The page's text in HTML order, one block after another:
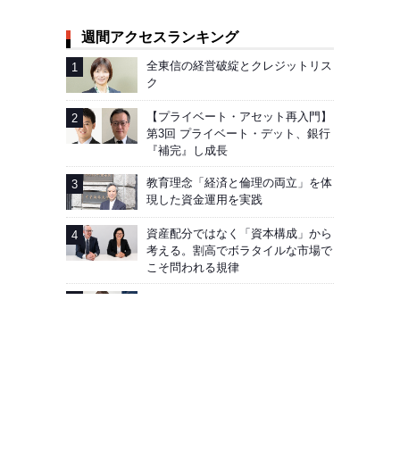
週間アクセスランキング
全東信の経営破綻とクレジットリス
ク
【プライベート・アセット再入門】
第3回 プライベート・デット、銀行
『補完』し成長
教育理念「経済と倫理の両立」を体
現した資金運用を実践
資産配分ではなく「資本構成」から
考える。割高でボラタイルな市場で
こそ問われる規律